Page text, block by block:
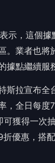
示，這個
。業者也
據點繼續服
斯拉宣布全
，全日每度
可獲得一次
優惠，搭